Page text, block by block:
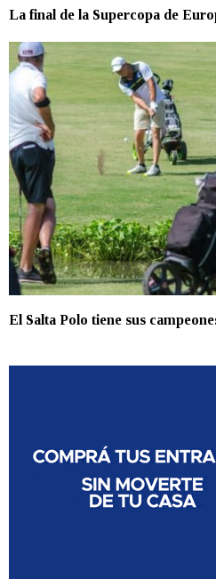
La final de la Supercopa de
El Salta Polo tiene sus